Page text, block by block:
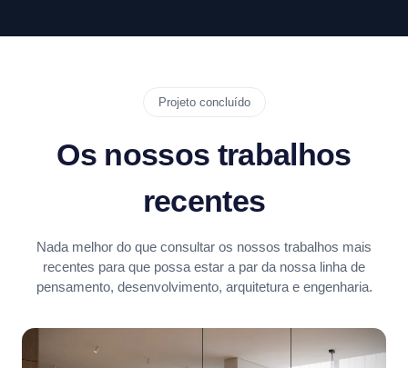
Projeto concluído
Os nossos trabalhos
recentes
Nada melhor do que consultar os nossos trabalhos mais
recentes para que possa estar a par da nossa linha de
pensamento, desenvolvimento, arquitetura e engenharia.